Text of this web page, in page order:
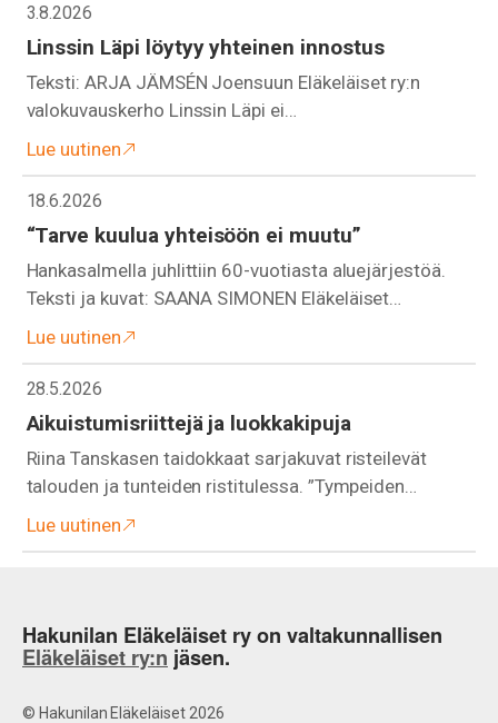
3.8.2026
Linssin Läpi löytyy yhteinen innostus
Teksti: ARJA JÄMSÉN Joensuun Eläkeläiset ry:n
valokuvauskerho Linssin Läpi ei…
Lue uutinen
18.6.2026
“Tarve kuulua yhteisöön ei muutu”
Hankasalmella juhlittiin 60-vuotiasta aluejärjestöä.
Teksti ja kuvat: SAANA SIMONEN Eläkeläiset…
Lue uutinen
28.5.2026
Aikuistumisriittejä ja luokkakipuja
Riina Tanskasen taidokkaat sarjakuvat risteilevät
talouden ja tunteiden ristitulessa. ”Tympeiden…
Lue uutinen
Hakunilan Eläkeläiset ry on valtakunnallisen
Eläkeläiset ry:n jäsen.
© Hakunilan Eläkeläiset 2026